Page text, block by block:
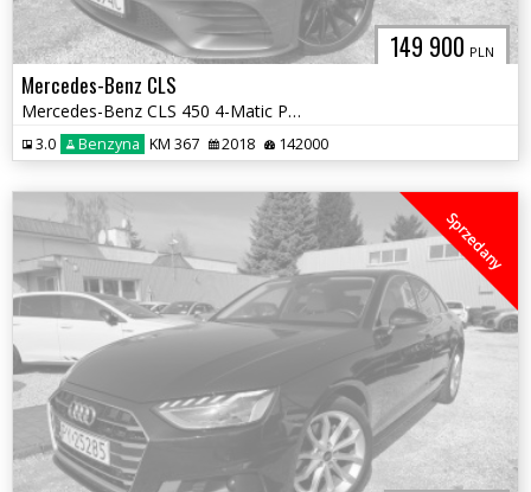
149 900 PLN
Mercedes-Benz CLS
Mercedes-Benz CLS 450 4-Matic Pakiet AMG Edition 1
3.0 Benzyna KM 367 2018 142000
Sprzedany